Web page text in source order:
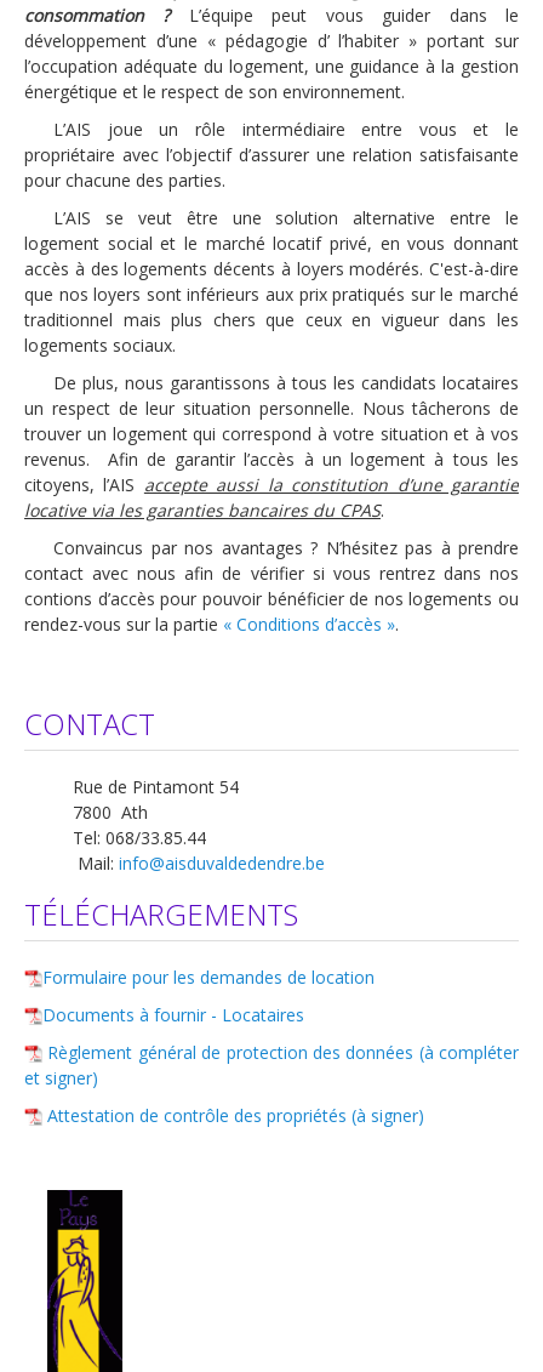
consommation ?L’équipe peut vous guider dans le
développement d’une « pédagogie d’ l’habiter » portant sur
l’occupation adéquate du logement, une guidance à la gestion
énergétique et le respect de son environnement.
L’AIS joue un rôle intermédiaire entre vous et le
propriétaire avec l’objectif d’assurer une relation satisfaisante
pour chacune des parties.
L’AIS se veut être une solution alternative entre le
logement social et le marché locatif privé, en vous donnant
accès à des logements décents à loyers modérés. C'est-à-dire
que nos loyers sont inférieurs aux prix pratiqués sur le marché
traditionnel mais plus chers que ceux en vigueur dans les
logements sociaux.
De plus, nous garantissons à tous les candidats locataires
un respect de leur situation personnelle. Nous tâcherons de
trouver un logement qui correspond à votre situation et à vos
revenus.
Afin de garantir l’accès à un logement à tous les
citoyens, l’AIS accepte aussi la constitution d’une garantie
locative via les garanties bancaires du CPAS.
Convaincus par nos avantages ? N’hésitez pas à prendre
contact avec nous afin de vérifier si vous rentrez dans nos
contions d’accès pour pouvoir bénéficier de nos logements ou
rendez-vous sur la partie « Conditions d’accès ».
CONTACT
Rue de Pintamont 54
7800 Ath
Tel: 068/33.85.44
Mail: info@aisduvaldedendre.be
TÉLÉCHARGEMENTS
Formulaire pour les demandes de location
Documents à fournir - Locataires
Règlement général de protection des données (à compléter
et signer)
Attestation de contrôle des propriétés (à signer)